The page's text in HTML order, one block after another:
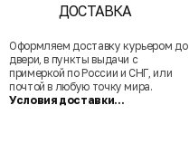
ДОСТАВКА
Оформляем доставку курьером до
двери, в пункты выдачи с
примеркой по России и СНГ, или
почтой в любую точку мира.
Условия доставки...